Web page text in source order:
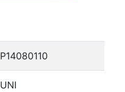
P14080110
UNI